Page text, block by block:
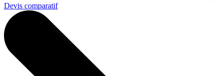
Devis comparatif